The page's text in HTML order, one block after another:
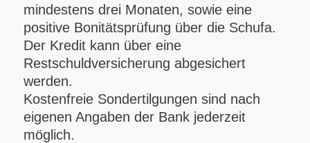
mindestens drei Monaten, sowie eine
positive Bonitätsprüfung über die Schufa.
Der Kredit kann über eine
Restschuldversicherung abgesichert
werden.
Kostenfreie Sondertilgungen sind nach
eigenen Angaben der Bank jederzeit
möglich.